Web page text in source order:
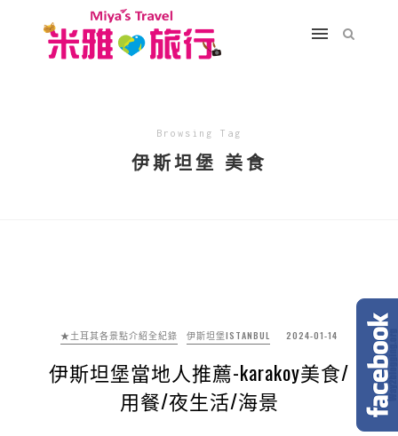
Browsing Tag
伊斯坦堡 美食
★土耳其各景點介紹全紀錄 伊斯坦堡ISTANBUL 2024-01-14
伊斯坦堡當地人推薦-karakoy美食/
用餐/夜生活/海景